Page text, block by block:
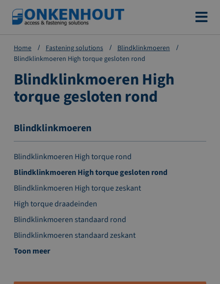
Ga
naar
de
inhoud
Home Fastening solutions
Blindklinkmoeren
Blindklinkmoeren High torque gesloten rond
Blindklinkmoeren High
torque gesloten rond
Blindklinkmoeren
Blindklinkmoeren High torque rond
Blindklinkmoeren High torque gesloten rond
Blindklinkmoeren High torque zeskant
High torque draadeinden
Blindklinkmoeren standaard rond
Blindklinkmoeren standaard zeskant
Toon meer